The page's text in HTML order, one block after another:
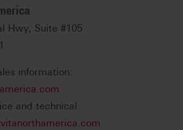
Hwy, Suite #105
information:
and technical